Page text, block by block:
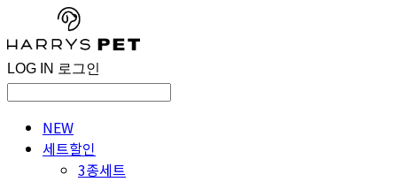
LOG IN 로그인
NEW
세트할인
3종세트